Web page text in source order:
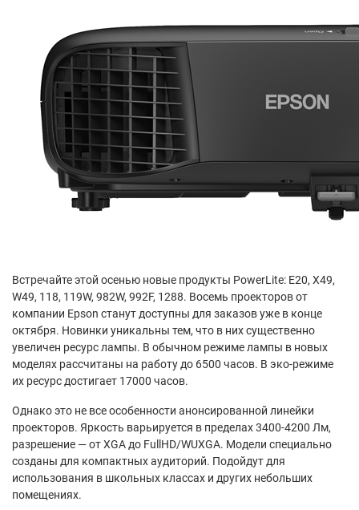
Встречайте этой осенью новые продукты PowerLite: E20, X49,
W49, 118, 119W, 982W, 992F, 1288. Восемь проекторов от
компании Epson станут доступны для заказов уже в конце
октября. Новинки уникальны тем, что в них существенно
увеличен ресурс лампы. В обычном режиме лампы в новых
моделях рассчитаны на работу до 6500 часов. В эко-режиме
их ресурс достигает 17000 часов.
Однако это не все особенности анонсированной линейки
проекторов. Яркость варьируется в пределах 3400-4200 Лм,
разрешение — от XGA до FullHD/WUXGA. Модели специально
созданы для компактных аудиторий. Подойдут для
использования в школьных классах и других небольших
помещениях.